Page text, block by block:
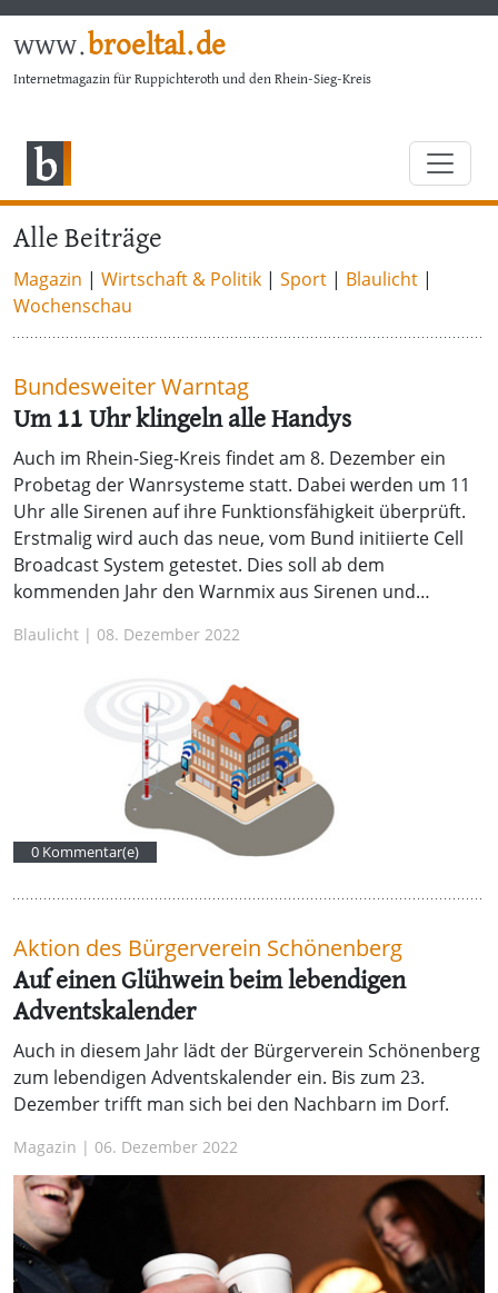
www.broeltal.de
Internetmagazin für Ruppichteroth und den Rhein-Sieg-Kreis
Alle Beiträge
Magazin | Wirtschaft & Politik | Sport | Blaulicht |
Wochenschau
Bundesweiter Warntag
Um 11 Uhr klingeln alle Handys
Auch im Rhein-Sieg-Kreis findet am 8. Dezember ein
Probetag der Wanrsysteme statt. Dabei werden um 11
Uhr alle Sirenen auf ihre Funktionsfähigkeit überprüft.
Erstmalig wird auch das neue, vom Bund initiierte Cell
Broadcast System getestet. Dies soll ab dem
kommenden Jahr den Warnmix aus Sirenen und…
Blaulicht | 08. Dezember 2022
0 Kommentar(e)
Aktion des Bürgerverein Schönenberg
Auf einen Glühwein beim lebendigen
Adventskalender
Auch in diesem Jahr lädt der Bürgerverein Schönenberg
zum lebendigen Adventskalender ein. Bis zum 23.
Dezember trifft man sich bei den Nachbarn im Dorf.
Magazin | 06. Dezember 2022